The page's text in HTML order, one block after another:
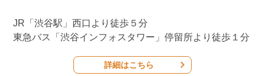
JR「渋谷駅」西口より徒歩５分
東急バス「渋谷インフォスタワー」停留所より徒歩１分
詳細はこちら